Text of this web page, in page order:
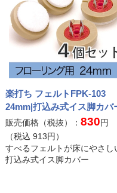
楽打ち フェルトFPK-103
24mm|打込み式イス脚カバ
販売価格（税抜）： 830円
（税込 913円）
すべるフェルトが床にやさし
打込み式イス脚カバー